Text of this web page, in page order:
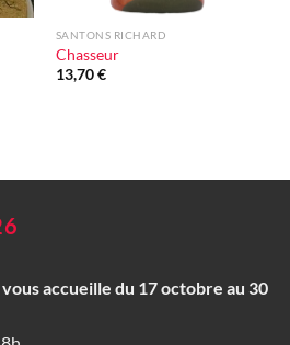
SANTONS RICHARD
Chasseur
13,70€
accueille du 17 octobre au 30